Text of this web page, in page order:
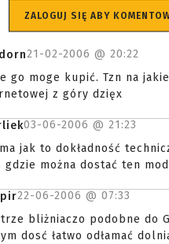
ZALOGUJ SIĘ ABY
21-02-2006 @ 20:22
go moge kupić. Tzn na
z góry dzięx
03-06-2006 @ 21:23
jak to dokładność
gdzie można dostać ten
22-06-2006 @ 07:33
bliżniaczo podobne do
dosć łatwo odłamać